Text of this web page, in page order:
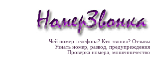
Чей номер телефона? Кто звонил? Отзывы
Узнать номер, развод, предупреждения
Проверка номера, мошенничество